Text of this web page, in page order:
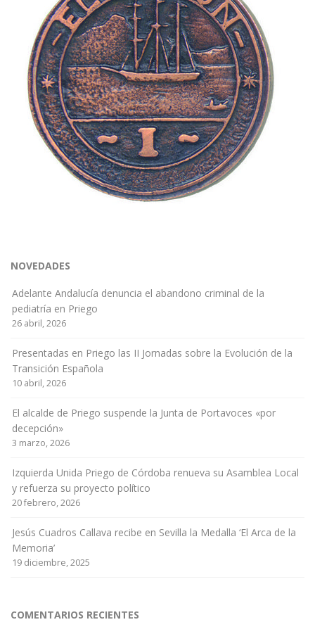
NOVEDADES
Adelante Andalucía denuncia el abandono criminal de la
pediatría en Priego
26 abril, 2026
Presentadas en Priego las II Jornadas sobre la Evolución de la
Transición Española
10 abril, 2026
El alcalde de Priego suspende la Junta de Portavoces «por
decepción»
3 marzo, 2026
Izquierda Unida Priego de Córdoba renueva su Asamblea Local
y refuerza su proyecto político
20 febrero, 2026
Jesús Cuadros Callava recibe en Sevilla la Medalla ‘El Arca de la
Memoria’
19 diciembre, 2025
COMENTARIOS RECIENTES